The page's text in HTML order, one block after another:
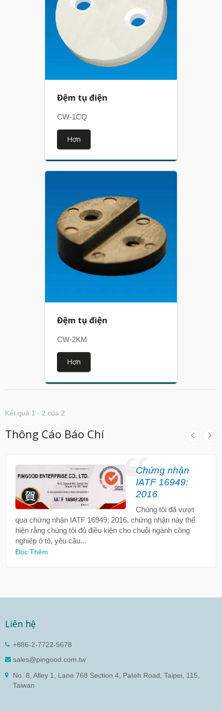
Đệm tụ điện
CW-1CQ
Hơn
Đệm tụ điện
CW-2KM
Hơn
Kết quả 1 - 2 của 2
Thông Cáo Báo Chí
Chứng nhận
IATF 16949:
2016
Chúng tôi đã vượt
qua chứng nhận IATF 16949: 2016, chứng nhận này thể
hiện rằng chúng tôi đủ điều kiện cho chuỗi ngành công
nghiệp ô tô, yêu cầu...
Đọc Thêm
Liên hệ
+886-2-7722-5678
sales@pingood.com.tw
No. 8, Alley 1, Lane 768 Section 4, Pateh Road, Taipei, 115,
Taiwan